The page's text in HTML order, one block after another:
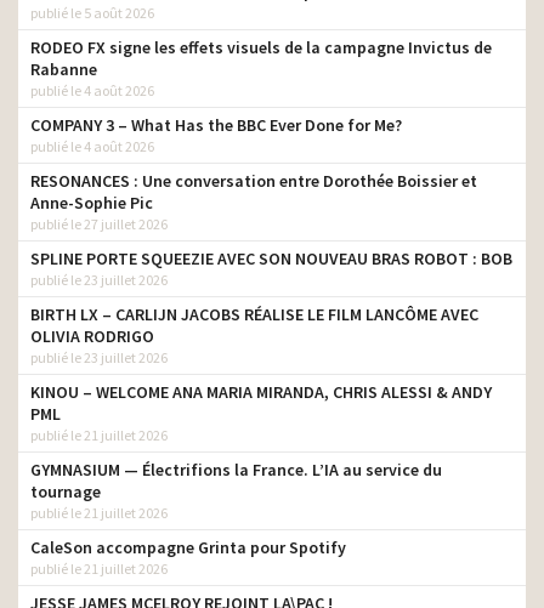
Vaccination anti-grippale
2021
directeur de la
Assurance Maladie – M’T
dents
directeur de la
photographie
SUV Citroën C 3 Aircross #
Plus de possibilités – Pour
toutes les aventures de
Peugeot 108 Collection et
photographie
Biogaran – Mlle Joublitou
Biogaran – Monsieur
Doussavien
directeur de la
Biogaran – Mr Plumalin
directeur de la
tous ça
photographie
directeur de la
publié le 5 août 2026
RODEO FX signe les effets visuels de la campagne Invictus de
Rabanne
publié le 4 août 2026
COMPANY 3 – What Has the BBC Ever Done for Me?
publié le 4 août 2026
RESONANCES : Une conversation entre Dorothée Boissier et
Anne-Sophie Pic
publié le 27 juillet 2026
SPLINE PORTE SQUEEZIE AVEC SON NOUVEAU BRAS ROBOT : BOB
publié le 23 juillet 2026
BIRTH LX – CARLIJN JACOBS RÉALISE LE FILM LANCÔME AVEC
OLIVIA RODRIGO
publié le 23 juillet 2026
KINOU – WELCOME ANA MARIA MIRANDA, CHRIS ALESSI & ANDY
PML
publié le 21 juillet 2026
GYMNASIUM — Électrifions la France. L’IA au service du
tournage
publié le 21 juillet 2026
CaleSon accompagne Grinta pour Spotify
publié le 21 juillet 2026
JESSE JAMES MCELROY REJOINT LA\PAC !